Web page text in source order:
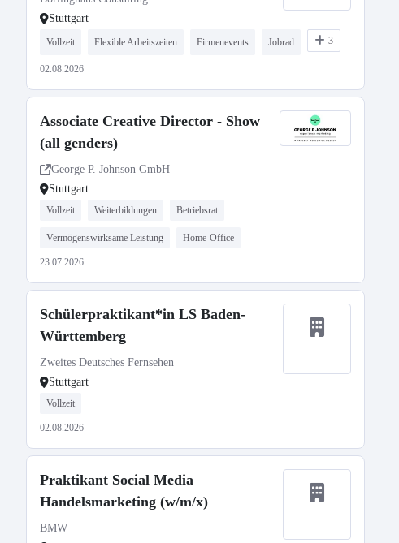
Stuttgart
Vollzeit Flexible Arbeitszeiten Firmenevents Jobrad 3
02.08.2026
Associate Creative Director - Show
(all genders)
George P. Johnson GmbH
Stuttgart
Vollzeit Weiterbildungen Betriebsrat
Vermögenswirksame Leistung Home-Office
23.07.2026
Schülerpraktikant*in LS Baden-
Württemberg
Zweites Deutsches Fernsehen
Stuttgart
Vollzeit
02.08.2026
Praktikant Social Media
Handelsmarketing (w/m/x)
BMW